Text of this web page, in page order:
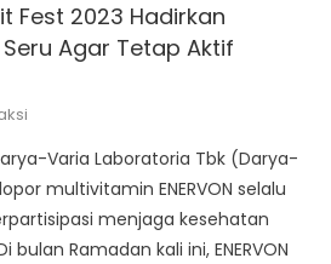
Fest 2023 Hadirkan
Agar Tetap Aktif
Varia Laboratoria Tbk (Darya-
multivitamin ENERVON selalu
menjaga kesehatan
Ramadan kali ini, ENERVON